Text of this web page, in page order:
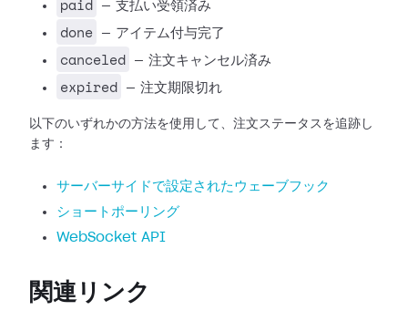
paid — 支払い受領済み
done — アイテム付与完了
canceled — 注文キャンセル済み
expired — 注文期限切れ
以下のいずれかの方法を使用して、注文ステータスを追跡し
ます：
サーバーサイドで設定されたウェーブフック
ショートポーリング
WebSocket API
関連リンク